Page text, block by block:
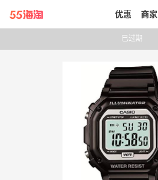
带你去官网买正品
优惠 商家
已过期